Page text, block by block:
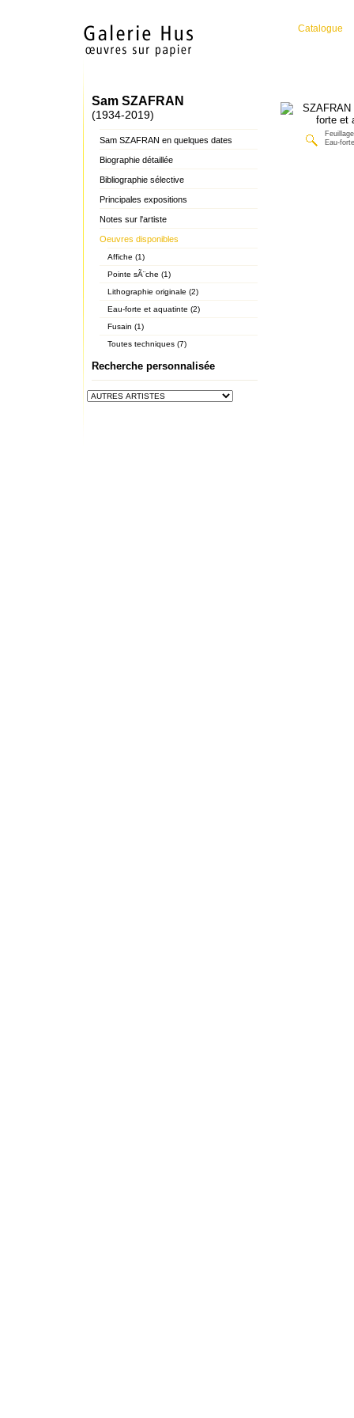
Catalogue
Sam SZAFRAN
(1934-2019)
Sam SZAFRAN en quelques dates
Biographie détaillée
Bibliographie sélective
Principales expositions
Notes sur l'artiste
Oeuvres disponibles
Affiche (1)
Pointe sÃ¨che (1)
Lithographie originale (2)
Eau-forte et aquatinte (2)
Fusain (1)
Toutes techniques (7)
Recherche personnalisée
Feuillage
Eau-